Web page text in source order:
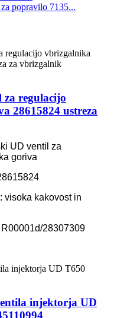
popravilo 7135...
regulacijo
28615824 ustreza
UD ventil za
goriva
visoka kakovost in
28307309
injektorja UD